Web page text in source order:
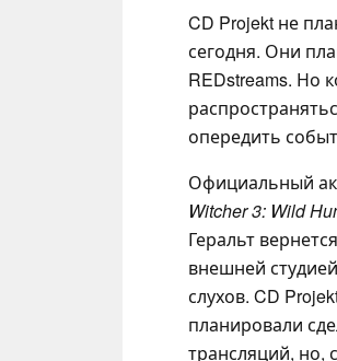
CD Projekt не
сегодня. Они
REDstreams. Но
опередить
Официальный
Witcher 3: Wild
Геральт
внешней
слухов. CD
планировали
трансляций, но,